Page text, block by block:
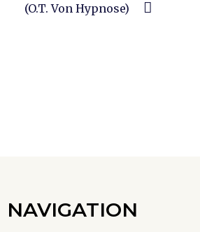
(O.T. Von Hypnose)
NAVIGATION